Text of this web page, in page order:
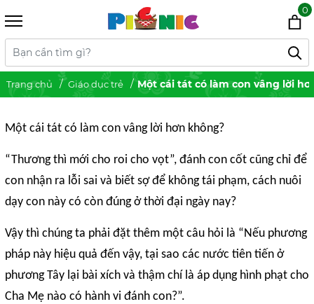
0
Trang chủ Giáo dục trẻ Một cái tát có làm con vâng lời
Một cái tát có làm con vâng lời hơn không?
“Thương thì mới cho roi cho vọt”, đánh con cốt cũng chỉ để
con nhận ra lỗi sai và biết sợ để không tái phạm, cách nuôi
dạy con này có còn đúng ở thời đại ngày nay?
Vậy thì chúng ta phải đặt thêm một câu hỏi là “Nếu phương
pháp này hiệu quả đến vậy, tại sao các nước tiên tiến ở
phương Tây lại bài xích và thậm chí là áp dụng hình phạt cho
Cha Mẹ nào có hành vi đánh con?”.